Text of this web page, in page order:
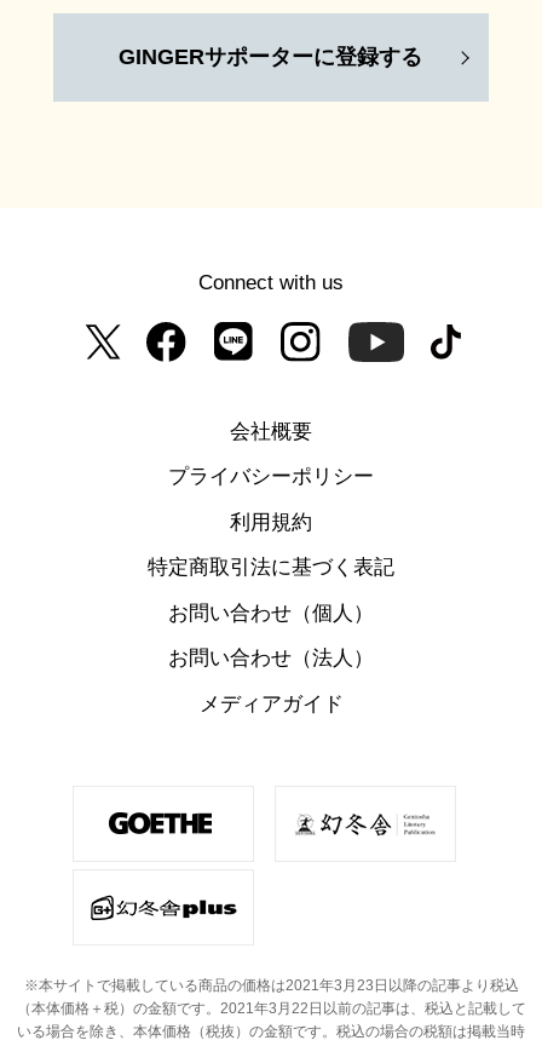
GINGERサポーターに登録する
Connect with us
会社概要
プライバシーポリシー
利用規約
特定商取引法に基づく表記
お問い合わせ（個人）
お問い合わせ（法人）
メディアガイド
※本サイトで掲載している商品の価格は2021年3月23日以降の記事より税込
（本体価格＋税）の金額です。 2021年3月22日以前の記事は、税込と記載して
いる場合を除き、本体価格（税抜）の金額です。 税込の場合の税額は掲載当時